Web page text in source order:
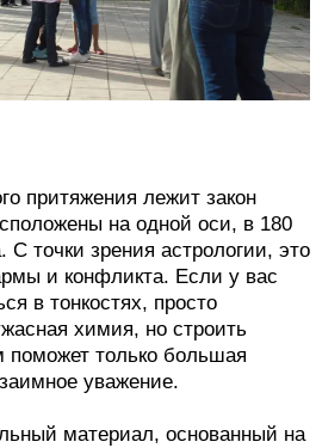
притяжения лежит закон
на одной оси, в 180
С точки зрения астрологии, это
и конфликта. Если у вас
в тонкостях, просто
химия, но строить
только большая
уважение.
материал, основанный на